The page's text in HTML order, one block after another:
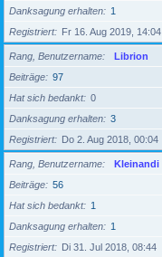
Danksagung erhalten
1
Registriert
Fr 16. Aug 2019, 14:04
Rang, Benutzername
Librion
Beiträge
97
Hat sich bedankt
0
Danksagung erhalten
3
Registriert
Do 2. Aug 2018, 00:04
Rang, Benutzername
Kleinandi
Beiträge
56
Hat sich bedankt
1
Danksagung erhalten
1
Registriert
Di 31. Jul 2018, 08:44